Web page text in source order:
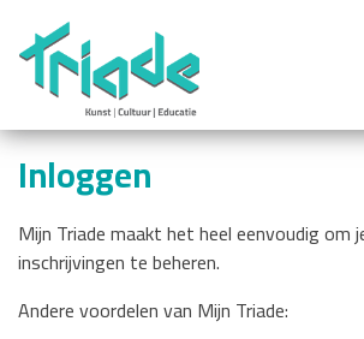
Inloggen
Mijn Triade maakt het heel eenvoudig om
inschrijvingen te beheren.
Andere voordelen van Mijn Triade: